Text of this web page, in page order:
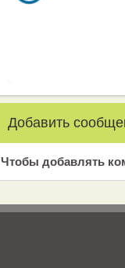
Добавить
Чтобы добавлять